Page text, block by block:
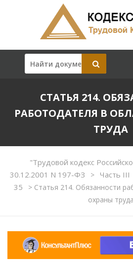
СТАТЬЯ 214.
РАБОТОДАТЕЛЯ В
ТРУДА
"Трудовой кодекс
30.12.2001 N 197-ФЗ
> Часть III
35
> Статья 214. Обязанности
охраны труда